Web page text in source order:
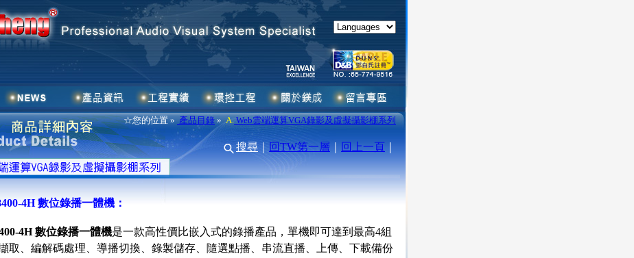
☆您的位置 » 產品目錄 » A.Web雲端運算VGA錄影及虛擬攝影棚系列
搜尋 ｜回TW第一層 回上一頁
4H 數位錄播一體機：
4H 數位錄播一體機是一款高性價比嵌入式的錄播產品，單機即可達到最高4組
取、編解碼處理、導播切換、錄製儲存、隨選點播、串流直播、上傳、下載備份